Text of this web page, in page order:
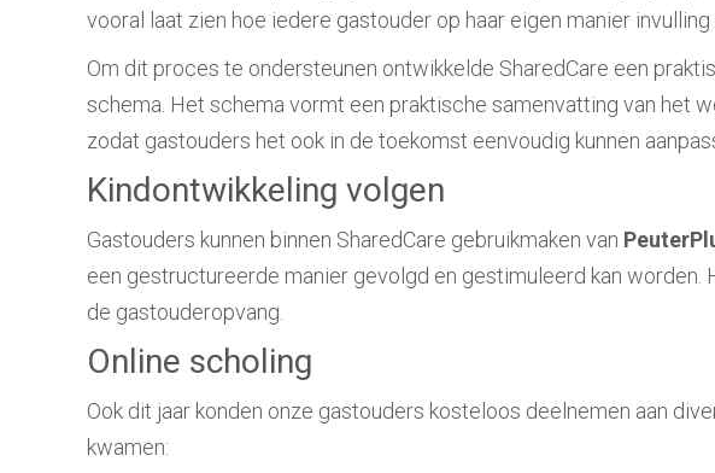
vooral laat zien hoe iedere gastouder op haar eigen manier
Om dit proces te ondersteunen ontwikkelde SharedCare een
schema. Het schema vormt een praktische samenvatting van het
zodat gastouders het ook in de toekomst eenvoudig kunnen
Kindontwikkeling volgen
Gastouders kunnen binnen SharedCare gebruikmaken van
een gestructureerde manier gevolgd en gestimuleerd kan
de gastouderopvang.
Online scholing
Ook dit jaar konden onze gastouders kosteloos deelnemen aan
kwamen: